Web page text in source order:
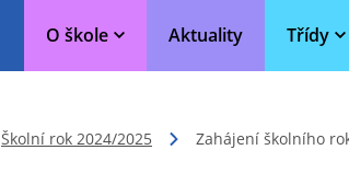
O škole Aktuality Třídy
Školní rok 2024/2025 Zahájení školního